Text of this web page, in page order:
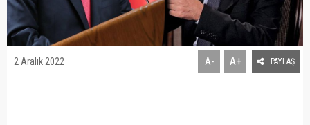
2 Aralık 2022 A- A+ PAYLAŞ